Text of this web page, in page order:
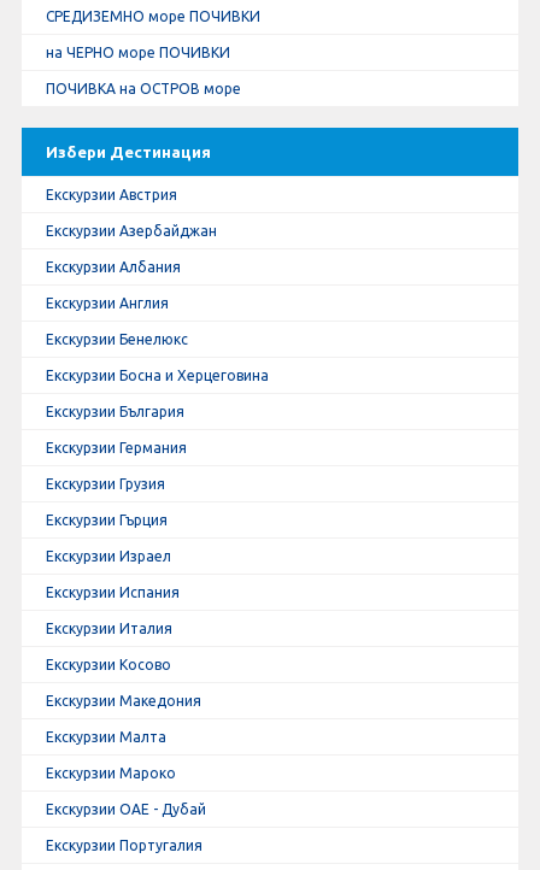
СРЕДИЗЕМНО море ПОЧИВКИ
на ЧЕРНО море ПОЧИВКИ
ПОЧИВКА на ОСТРОВ море
Избери Дестинация
Екскурзии Австрия
Екскурзии Азербайджан
Екскурзии Албания
Екскурзии Англия
Екскурзии Бенелюкс
Екскурзии Босна и Херцеговина
Екскурзии България
Екскурзии Германия
Екскурзии Грузия
Екскурзии Гърция
Екскурзии Израел
Екскурзии Испания
Екскурзии Италия
Екскурзии Косово
Екскурзии Македония
Екскурзии Малта
Екскурзии Мароко
Екскурзии ОАЕ - Дубай
Екскурзии Португалия